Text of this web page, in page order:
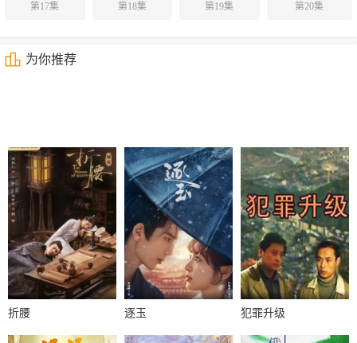
第17集 第18集 第19集 第20集
为你推荐
折腰 逐玉 犯罪升级